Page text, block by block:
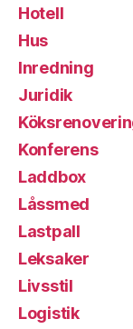
Hotell
Hus
Inredning
Juridik
Konferens
Laddbox
Låssmed
Lastpall
Leksaker
Livsstil
Logistik